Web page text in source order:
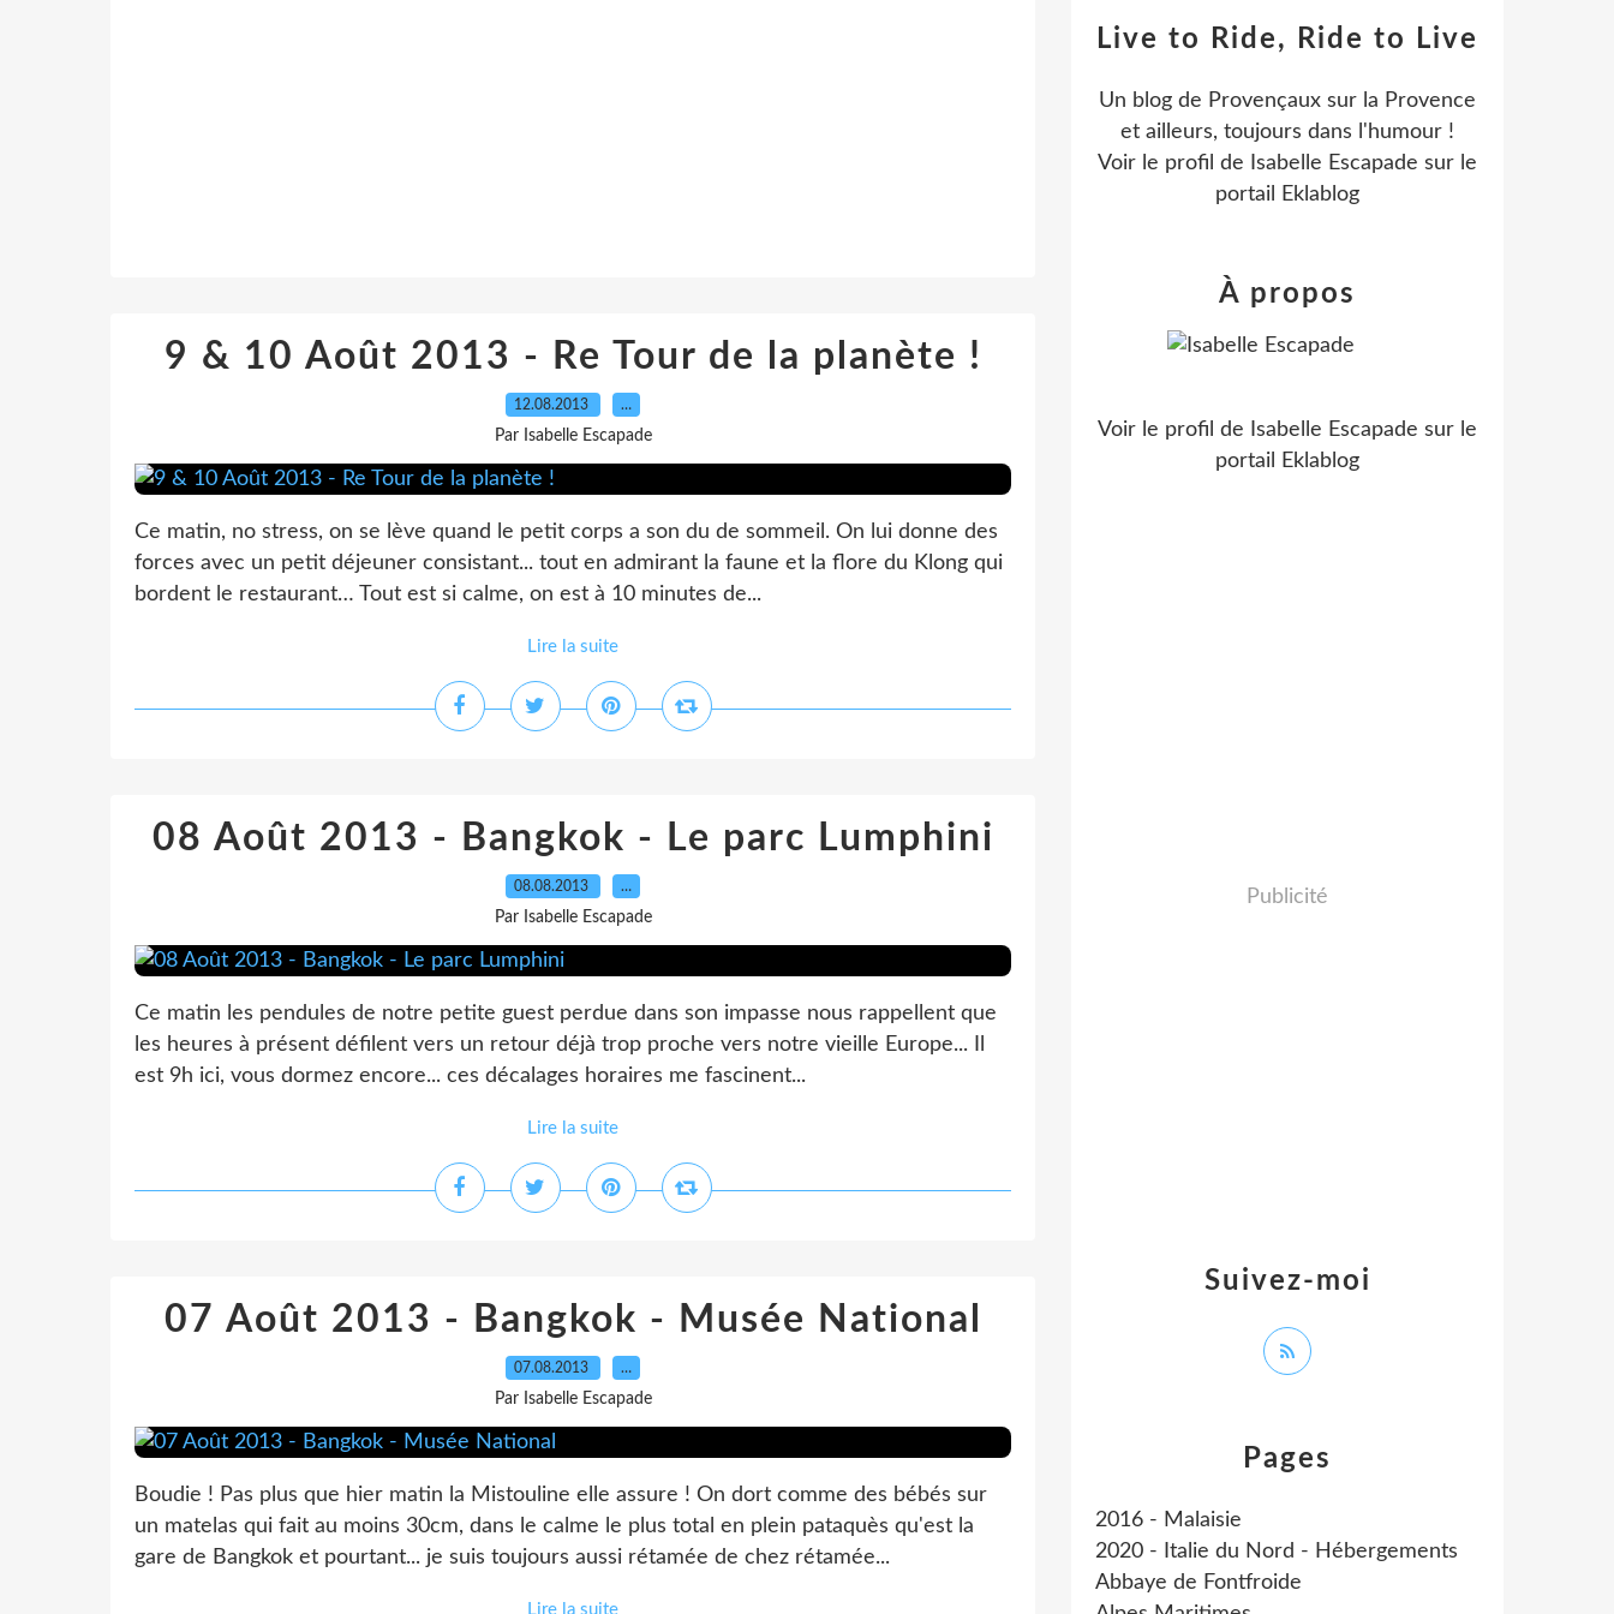
9 & 10 Août 2013 - Re Tour de la planète !
12.08.2013 …
Par Isabelle Escapade
Ce matin, no stress, on se lève quand le petit corps a son du de sommeil. On lui donne des
forces avec un petit déjeuner consistant... tout en admirant la faune et la flore du Klong qui
bordent le restaurant… Tout est si calme, on est à 10 minutes de...
Lire la suite
08 Août 2013 - Bangkok - Le parc Lumphini
08.08.2013 …
Par Isabelle Escapade
Ce matin les pendules de notre petite guest perdue dans son impasse nous rappellent que
les heures à présent défilent vers un retour déjà trop proche vers notre vieille Europe... Il
est 9h ici, vous dormez encore... ces décalages horaires me fascinent...
Lire la suite
07 Août 2013 - Bangkok - Musée National
07.08.2013 …
Par Isabelle Escapade
Boudie ! Pas plus que hier matin la Mistouline elle assure ! On dort comme des bébés sur
un matelas qui fait au moins 30cm, dans le calme le plus total en plein pataquès qu'est la
gare de Bangkok et pourtant... je suis toujours aussi rétamée de chez rétamée...
Lire la suite
Pages
2016 - Malaisie
2020 - Italie du Nord - Hébergements
Abbaye de Fontfroide
Live to Ride, Ride to Live
Un blog de Provençaux sur la Provence
et ailleurs, toujours dans l'humour !
Voir le profil de
Isabelle Escapade sur le
portail Eklablog
Suivez-moi
À propos
Voir le profil de Isabelle Escapade sur le
portail Eklablog
Publicité